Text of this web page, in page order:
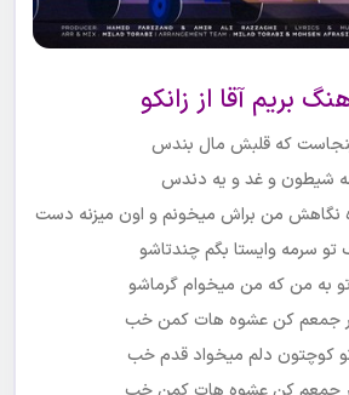
بریم آقا از زانکو
که قلبش مال بندس
شیطون و غد و یه دندس
نگاهش من براش میخونم و اون میزنه دست
سرمه وایستا بگم چندتاشو
به من که من میخوام گرماشو
جمعم کن عشوه هات کمن خب
کوچتون دلم میخواد قدم خب